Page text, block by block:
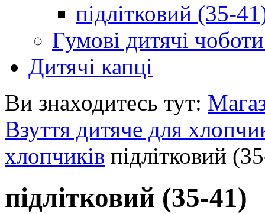
підлітковий (35-
Гумові дитячі
Дитячі капці
Ви знаходитесь тут:
Взуття дитяче для
хлопчиків підлітковий
підлітковий (35-41)